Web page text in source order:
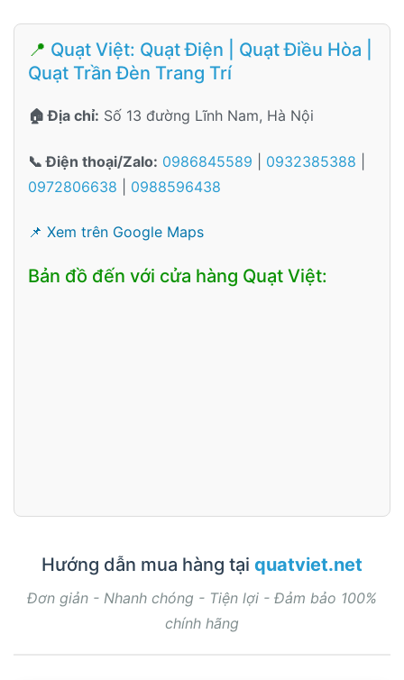
📍 Quạt Việt: Quạt Điện | Quạt Điều Hòa |
Quạt Trần Đèn Trang Trí
🏠 Địa chỉ: Số 13 đường Lĩnh Nam, Hà Nội
📞 Điện thoại/Zalo: 0986845589 0932385388
0972806638
0988596438
📌 Xem trên Google Maps
Bản đồ đến với cửa hàng Quạt Việt:
Hướng dẫn mua hàng tại quatviet.net
Đơn giản - Nhanh chóng - Tiện lợi - Đảm bảo 100%
chính hãng